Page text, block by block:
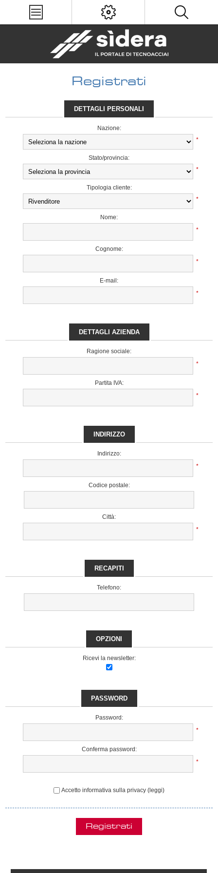
Registrati
DETTAGLI PERSONALI
Nazione:
*
Stato/provincia:
*
Tipologia cliente:
*
Nome:
*
Cognome:
*
E-mail:
*
DETTAGLI AZIENDA
Ragione sociale:
*
Partita IVA:
*
INDIRIZZO
Indirizzo:
*
Codice postale:
Città:
*
RECAPITI
Telefono:
OPZIONI
Ricevi la newsletter:
PASSWORD
Password:
*
Conferma password:
*
Accetto informativa sulla privacy (leggi)